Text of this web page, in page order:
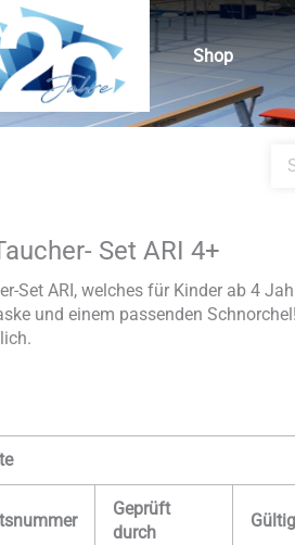
Shop
Set ARI 4+
Set ARI, welches für Kinder ab 4
und einem passenden
Geprüft
durch